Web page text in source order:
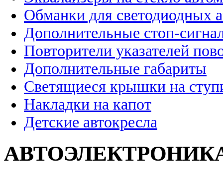
Обманки для светодиодных
Дополнительные стоп-
Повторители указателей
Дополнительные габариты
Светящиеся крышки на
Накладки на капот
Детские автокресла